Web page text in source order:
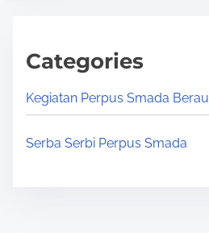
Categories
Kegiatan Perpus Smada Berau
Serba Serbi Perpus Smada